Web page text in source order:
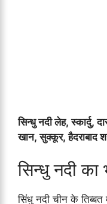
सिन्धु नदी लेह, स्कार्दु,
खान, सुक्कूर, हैदराबाद
सिन्धु नदी
सिंधु नदी चीन के